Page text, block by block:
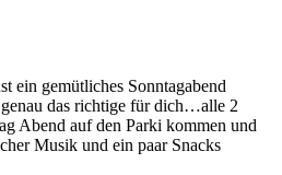
ein gemütliches Sonntagabend
das richtige für dich…alle 2
Abend auf den Parki kommen und
Musik und ein paar Snacks